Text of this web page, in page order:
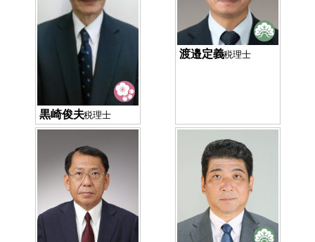
黒崎俊夫税理士
渡邉定義税理士